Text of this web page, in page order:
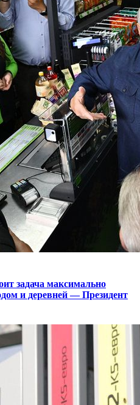
задача максимально
и деревней — Президент